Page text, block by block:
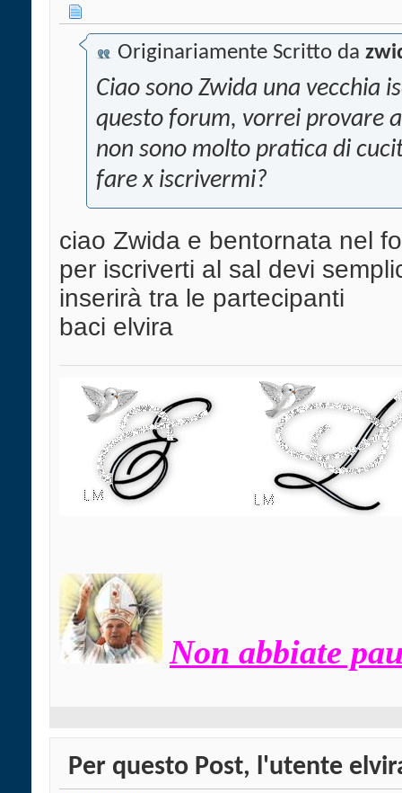
Originariamente Scritto da
Ciao sono Zwida una vecchia
questo forum, vorrei provare
non sono molto pratica di
fare x iscrivermi?
ciao Zwida e bentornata nel
per iscriverti al sal devi
inserirà tra le partecipanti
baci elvira
Non abbiate
Per questo Post, l'utente